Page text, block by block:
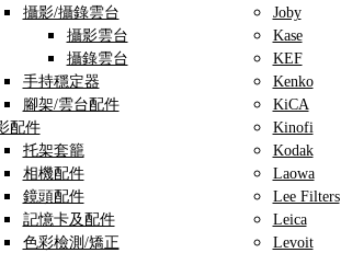
攝影/攝錄雲台
攝影雲台
攝錄雲台
手持穩定器
腳架/雲台配件
配件
托架套籠
相機配件
鏡頭配件
記憶卡及配件
色彩檢測/矯正
Joby
Kase
KEF
Kenko
KiCA
Kinofi
Kodak
Laowa
Lee Filters
Leica
Levoit